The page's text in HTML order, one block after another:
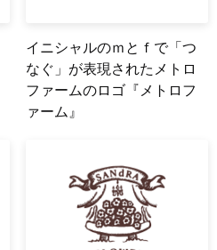
イニシャルのｍとｆで「つ
なぐ」が表現されたメトロ
ファームのロゴ『メトロフ
ァーム』